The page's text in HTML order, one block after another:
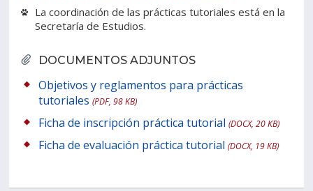
DOCUMENTOS ADJUNTOS
Objetivos y reglamentos para prácticas
tutoriales(PDF, 98 KB)
Ficha de inscripción práctica tutorial(DOCX, 20 KB)
Ficha de evaluación práctica tutorial(DOCX, 19 KB)
La coordinación de las prácticas tutoriales está en la
Secretaría de Estudios.